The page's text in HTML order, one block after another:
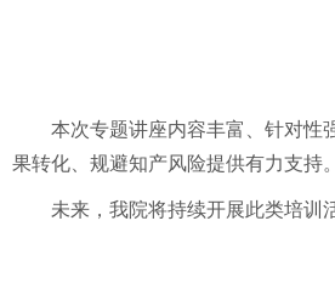
本次专题讲座内容丰富、针对性
果转化、规避知产风险提供有力支持。
未来，我院将持续开展此类培训